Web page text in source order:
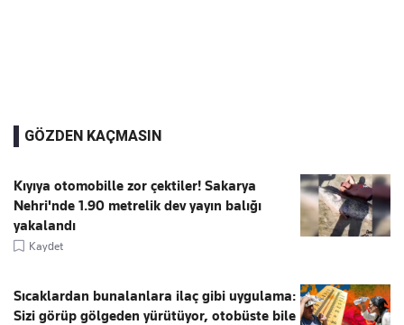
GÖZDEN KAÇMASIN
Kıyıya otomobille zor çektiler! Sakarya
Nehri'nde 1.90 metrelik dev yayın balığı
yakalandı
Kaydet
Sıcaklardan bunalanlara ilaç gibi uygulama:
Sizi görüp gölgeden yürütüyor, otobüste bile